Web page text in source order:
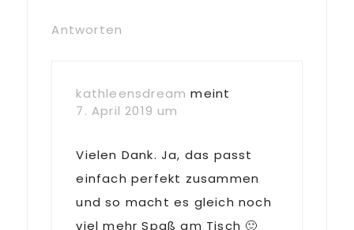
Antworten
kathleensdream meint
7. April 2019 um
Vielen Dank. Ja, das passt
einfach perfekt zusammen
und so macht es gleich noch
viel mehr Spaß am Tisch 🙂